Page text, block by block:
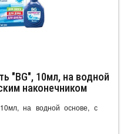
"BG", 10мл, на водной
наконечником
на водной основе, с